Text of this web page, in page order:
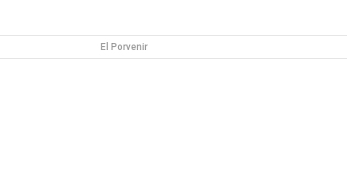
El Porvenir